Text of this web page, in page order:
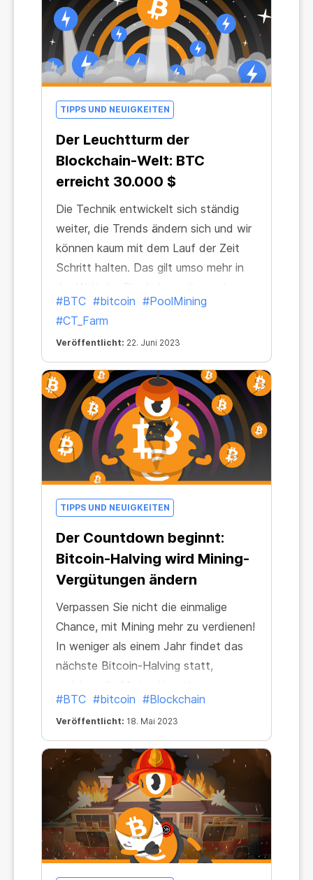
TIPPS UND NEUIGKEITEN
Der Leuchtturm der
Blockchain-Welt: BTC
erreicht 30.000 $
Die Technik entwickelt sich ständig
weiter, die Trends ändern sich und wir
können kaum mit dem Lauf der Zeit
Schritt halten. Das gilt umso mehr in
schneller wächst als unser
Alltagsleben. Das Großartige daran ist,
dass wir einen stabilen Bezugspunkt
haben, der uns in jeder Situation
erhalten bleibt – Bitcoin.
#BTC #bitcoin #PoolMining
#CT_Farm
Veröffentlicht: 22. Juni 2023
TIPPS UND NEUIGKEITEN
Der Countdown beginnt:
Bitcoin-Halving wird Mining-
Vergütungen ändern
Verpassen Sie nicht die einmalige
Chance, mit Mining mehr zu verdienen!
In weniger als einem Jahr findet das
nächste Bitcoin-Halving statt,
halbieren wird. Aber heute befinden
Sie sich an einem Zeitpunkt großer
Möglichkeiten, und zwar deshalb:
#BTC #bitcoin #Blockchain
Veröffentlicht: 18. Mai 2023